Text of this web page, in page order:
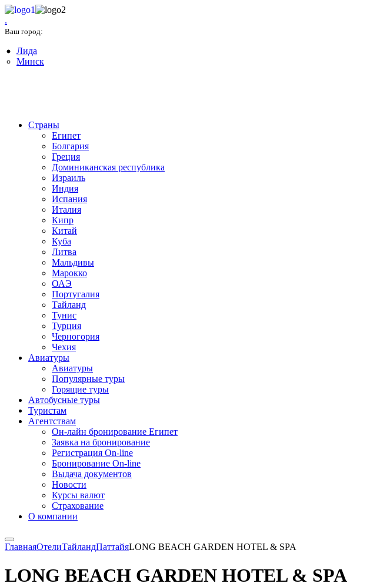
.
Ваш город:
Лида
Минск
Страны
Египет
Болгария
Греция
Доминиканская республика
Израиль
Индия
Испания
Италия
Кипр
Китай
Куба
Литва
Мальдивы
Марокко
ОАЭ
Португалия
Тайланд
Тунис
Турция
Черногория
Чехия
Авиатуры
Авиатуры
Популярные туры
Горящие туры
Автобусные туры
Туристам
Агентствам
Он-лайн бронирование Египет
Заявка на бронирование
Регистрация On-line
Бронирование On-line
Выдача документов
Новости
Курсы валют
Страхование
О компании
ГлавнаяОтелиТайландПаттайяLONG BEACH GARDEN HOTEL & SPA
LONG BEACH GARDEN HOTEL & SPA